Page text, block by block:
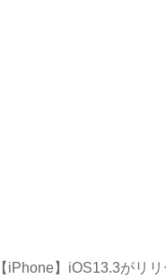
【iPhone】iOS13.3がリ